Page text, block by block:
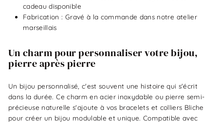
cadeau disponible
Fabrication : Gravé à la commande dans notre atelier
marseillais
Un charm pour personnaliser votre bijou,
pierre après pierre
Un bijou personnalisé, c'est souvent une histoire qui s'écrit
dans la durée. Ce charm en acier inoxydable ou pierre semi-
précieuse naturelle s'ajoute à vos bracelets et colliers Bliche
pour créer un bijou modulable et unique. Compatible avec